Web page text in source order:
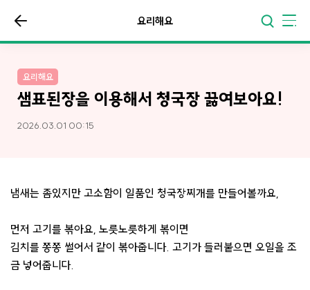
요리해요
요리해요
샘표된장을 이용해서 청국장 끓여보아요!
2026.03.01 00:15
냄새는 좀있지만 고소함이 일품인 청국장찌개를 만들어볼까요,
먼저 고기를 볶아요, 노릇노릇하게 볶이면
김치를 쫑쫑 썰어서 같이 볶아줍니다. 고기가 들러붙으면 오일을 조
금 넣어줍니다.